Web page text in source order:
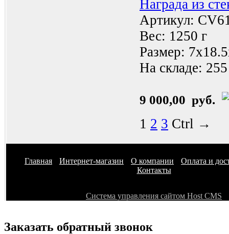
Награда из
Артикул:
Вес: 1250 г
Размер:
На складе:
9 000,00 руб.
1 2 3 Ctrl →
Главная Интернет-магазин О компании
Оплата и
Контакты
Система управления сайтом Host CMS
Заказать обратный звонок